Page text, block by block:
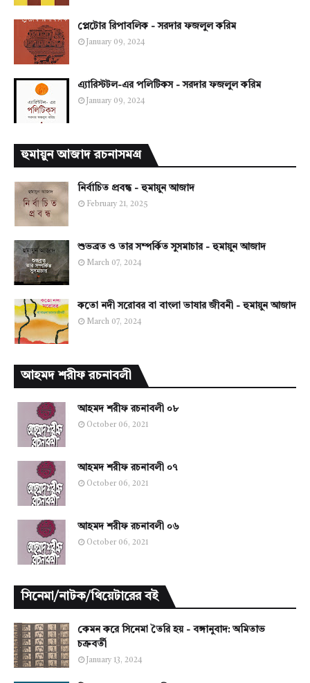
প্লেটোর রিপাবলিক - সরদার ফজলুল করিম
January 09, 2024
এ্যারিস্টটল-এর পলিটিকস - সরদার ফজলুল করিম
January 09, 2024
হুমায়ুন আজাদ রচনাসমগ্র
নির্বাচিত প্রবন্ধ - হুমায়ুন আজাদ
February 21, 2025
শুভব্রত ও তার সম্পর্কিত সুসমাচার - হুমায়ুন আজাদ
March 07, 2024
কতো নদী সরোবর বা বাংলা ভাষার জীবনী - হুমায়ুন আজাদ
March 07, 2024
আহমদ শরীফ রচনাবলী
আহমদ শরীফ রচনাবলী ০৮
October 06, 2021
আহমদ শরীফ রচনাবলী ০৭
October 06, 2021
আহমদ শরীফ রচনাবলী ০৬
October 06, 2021
সিনেমা/নাটক/থিয়েটারের বই
কেমন করে সিনেমা তৈরি হয় - বঙ্গানুবাদ: অমিতাভ
চক্রবর্তী
January 13, 2024